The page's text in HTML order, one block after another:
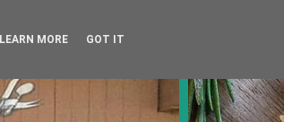
LEARN MORE GOT IT